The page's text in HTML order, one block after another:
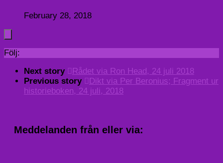
February 28, 2018
Följ:
Next story
Rådet via Ron Head, 24 juli 2018
Previous story
Dikt via Per Beronius; Fragment ur
historieboken, 24 juli, 2018
Meddelanden från eller via: